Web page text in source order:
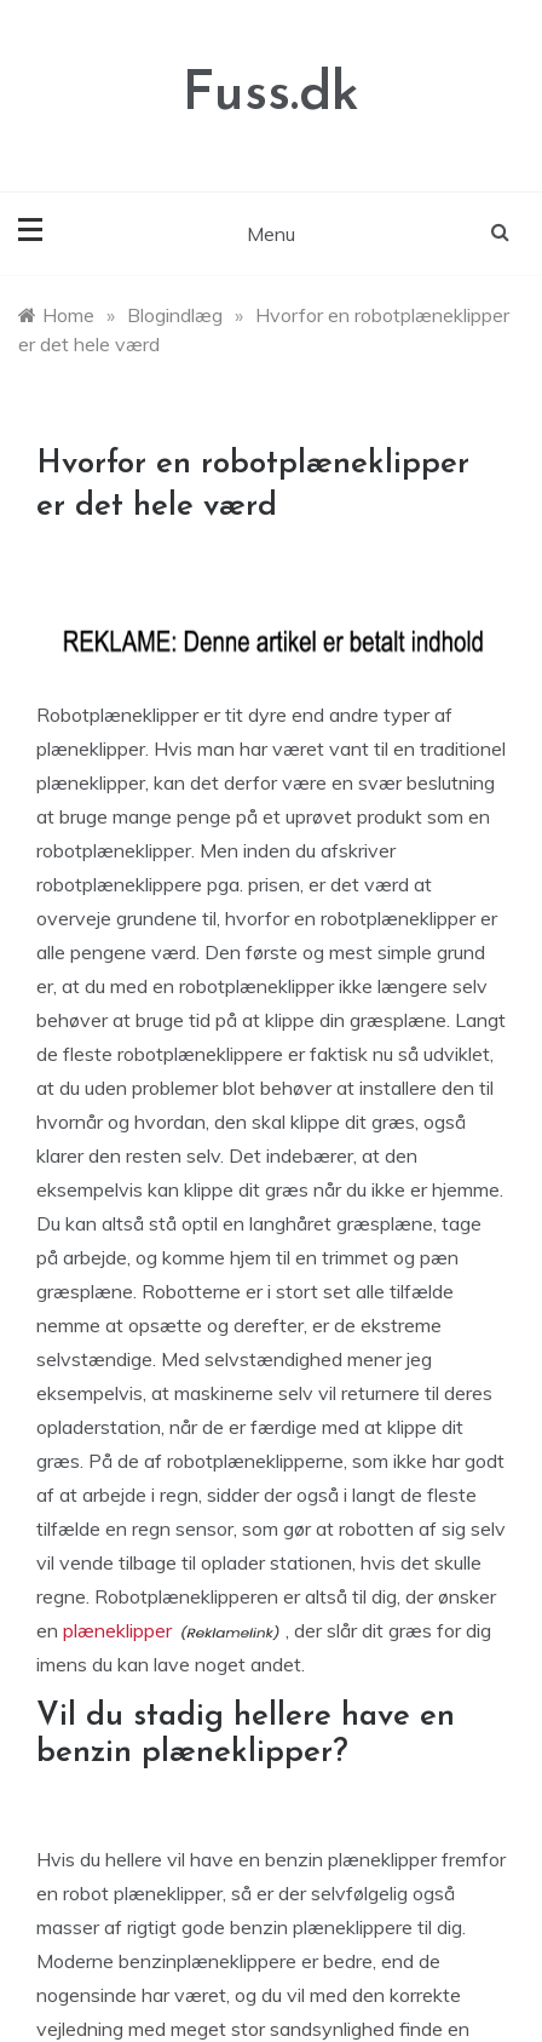
Fuss.dk
Menu
Home » Blogindlæg » Hvorfor en robotplæneklipper
er det hele værd
Hvorfor en robotplæneklipper
er det hele værd
Robotplæneklipper er tit dyre end andre typer af
plæneklipper. Hvis man har været vant til en traditionel
plæneklipper, kan det derfor være en svær beslutning
at bruge mange penge på et uprøvet produkt som en
robotplæneklipper. Men inden du afskriver
robotplæneklippere pga. prisen, er det værd at
overveje grundene til, hvorfor en robotplæneklipper er
alle pengene værd. Den første og mest simple grund
er, at du med en robotplæneklipper ikke længere selv
behøver at bruge tid på at klippe din græsplæne. Langt
de fleste robotplæneklippere er faktisk nu så udviklet,
at du uden problemer blot behøver at installere den til
hvornår og hvordan, den skal klippe dit græs, også
klarer den resten selv. Det indebærer, at den
eksempelvis kan klippe dit græs når du ikke er hjemme.
Du kan altså stå optil en langhåret græsplæne, tage
på arbejde, og komme hjem til en trimmet og pæn
græsplæne. Robotterne er i stort set alle tilfælde
nemme at opsætte og derefter, er de ekstreme
selvstændige. Med selvstændighed mener jeg
eksempelvis, at maskinerne selv vil returnere til deres
opladerstation, når de er færdige med at klippe dit
græs. På de af robotplæneklipperne, som ikke har godt
af at arbejde i regn, sidder der også i langt de fleste
tilfælde en regn sensor, som gør at robotten af sig selv
vil vende tilbage til oplader stationen, hvis det skulle
regne. Robotplæneklipperen er altså til dig, der ønsker
en plæneklipper
, der slår dit græs for dig
imens du kan lave noget andet.
Vil du stadig hellere have en
benzin plæneklipper?
Hvis du hellere vil have en benzin plæneklipper fremfor
en robot plæneklipper, så er der selvfølgelig også
masser af rigtigt gode benzin plæneklippere til dig.
Moderne benzinplæneklippere er bedre, end de
nogensinde har været, og du vil med den korrekte
vejledning med meget stor sandsynlighed finde en